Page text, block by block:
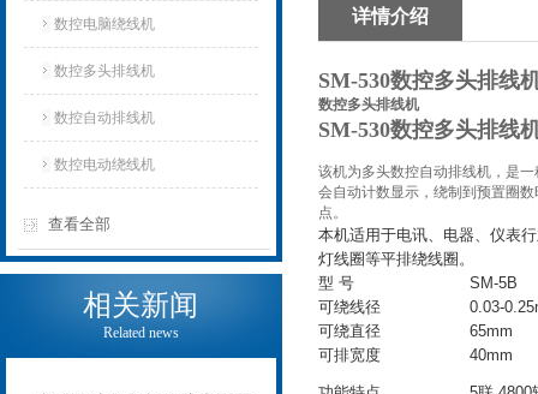
数控电脑绕线机
数控多头排线机
数控自动排线机
数控电动绕线机
查看全部
相关新闻
Related news
详情介绍
SM-530数控多头排线
数控多头排线机
SM-530数控多头排线
该机为多头数控自动排线机，是
会自动计数显示，绕制到预置圈
点。
本机适用于电讯、电器、仪表
灯线圈等平排绕线圈。
型 号
SM-5B
可绕线径
0.03-
可绕直径
65mm
可排宽度
40mm